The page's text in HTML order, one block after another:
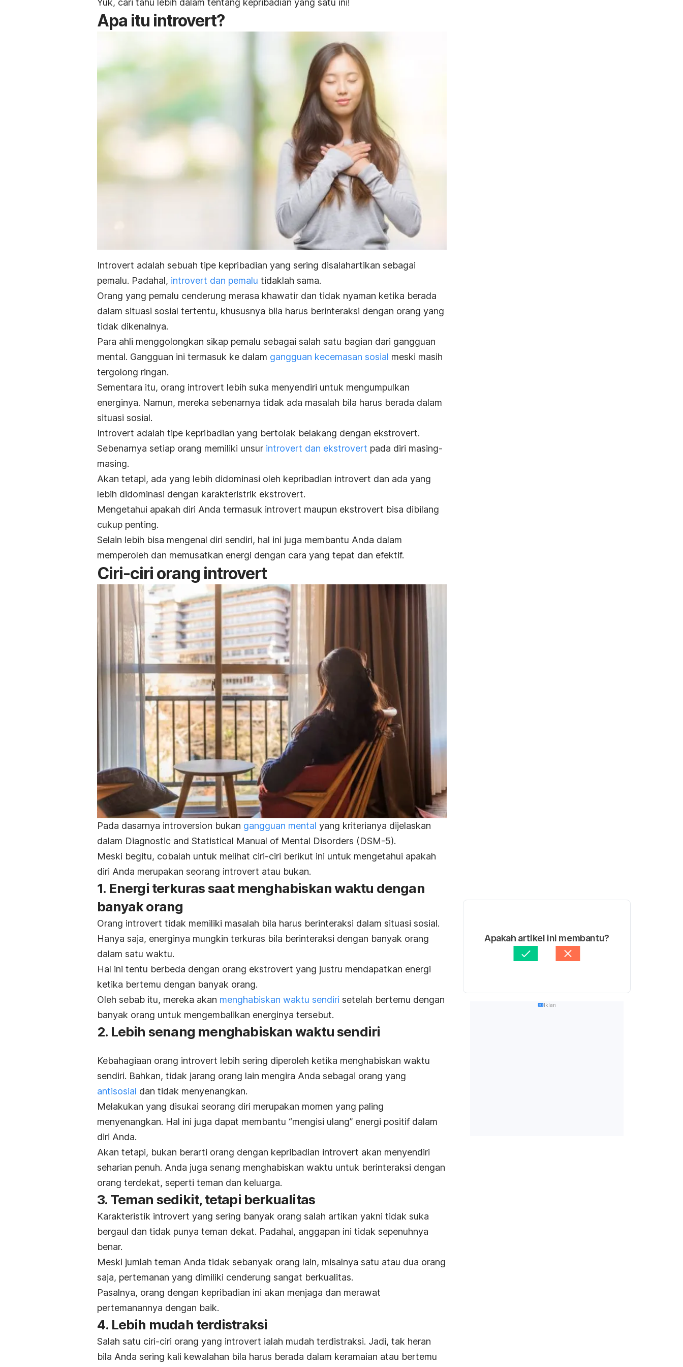
Yuk, cari tahu lebih dalam tentang kepribadian yang satu ini!
Apa itu introvert?
Introvert adalah sebuah tipe kepribadian yang sering disalahartikan sebagai
pemalu. Padahal, introvert dan pemalu tidaklah sama.
Orang yang pemalu cenderung merasa khawatir dan tidak nyaman ketika berada
dalam situasi sosial tertentu, khususnya bila harus berinteraksi dengan orang yang
tidak dikenalnya.
Para ahli menggolongkan sikap pemalu sebagai salah satu bagian dari gangguan
mental. Gangguan ini termasuk ke dalam gangguan kecemasan sosial meski masih
tergolong ringan.
Sementara itu, orang introvert lebih suka menyendiri untuk mengumpulkan
energinya. Namun, mereka sebenarnya tidak ada masalah bila harus berada dalam
situasi sosial.
Introvert adalah tipe kepribadian yang bertolak belakang dengan ekstrovert.
Sebenarnya setiap orang memiliki unsur introvert dan ekstrovert pada diri masing-
masing.
Akan tetapi, ada yang lebih didominasi oleh kepribadian introvert dan ada yang
lebih didominasi dengan karakteristrik ekstrovert.
Mengetahui apakah diri Anda termasuk introvert maupun ekstrovert bisa dibilang
cukup penting.
Selain lebih bisa mengenal diri sendiri, hal ini juga membantu Anda dalam
memperoleh dan memusatkan energi dengan cara yang tepat dan efektif.
Ciri-ciri orang introvert
Pada dasarnya introversion bukan gangguan mental yang kriterianya dijelaskan
dalam Diagnostic and Statistical Manual of Mental Disorders (DSM-5).
Meski begitu, cobalah untuk melihat ciri-ciri berikut ini untuk mengetahui apakah
diri Anda merupakan seorang introvert atau bukan.
1. Energi terkuras saat menghabiskan waktu dengan
banyak orang
Orang introvert tidak memiliki masalah bila harus berinteraksi dalam situasi sosial.
Hanya saja, energinya mungkin terkuras bila berinteraksi dengan banyak orang
dalam satu waktu.
Hal ini tentu berbeda dengan orang ekstrovert yang justru mendapatkan energi
ketika bertemu dengan banyak orang.
Oleh sebab itu, mereka akan menghabiskan waktu sendiri setelah bertemu dengan
banyak orang untuk mengembalikan energinya tersebut.
2. Lebih senang menghabiskan waktu sendiri
Kebahagiaan orang introvert lebih sering diperoleh ketika menghabiskan waktu
sendiri. Bahkan, tidak jarang orang lain mengira Anda sebagai orang yang
antisosial dan tidak menyenangkan.
Melakukan yang disukai seorang diri merupakan momen yang paling
menyenangkan. Hal ini juga dapat membantu “mengisi ulang” energi positif dalam
diri Anda.
Akan tetapi, bukan berarti orang dengan kepribadian introvert akan menyendiri
seharian penuh. Anda juga senang menghabiskan waktu untuk berinteraksi dengan
orang terdekat, seperti teman dan keluarga.
3. Teman sedikit, tetapi berkualitas
Karakteristik introvert yang sering banyak orang salah artikan yakni tidak suka
bergaul dan tidak punya teman dekat. Padahal, anggapan ini tidak sepenuhnya
benar.
Meski jumlah teman Anda tidak sebanyak orang lain, misalnya satu atau dua orang
saja, pertemanan yang dimiliki cenderung sangat berkualitas.
Pasalnya, orang dengan kepribadian ini akan menjaga dan merawat
pertemanannya dengan baik.
4. Lebih mudah terdistraksi
Salah satu ciri-ciri orang yang introvert ialah mudah terdistraksi. Jadi, tak heran
bila Anda sering kali kewalahan bila harus berada dalam keramaian atau bertemu
Apakah artikel ini membantu?
Iklan